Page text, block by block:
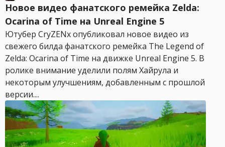
Новое видео фанатского ремейка Zelda:
Ocarina of Time на Unreal Engine 5
Ютубер CryZENx опубликовал новое видео из
свежего билда фанатского ремейка The Legend of
Zelda: Ocarina of Time на движке Unreal Engine 5. В
ролике внимание уделили полям Хайрула и
некоторым улучшениям, добавленным с прошлой
версии....